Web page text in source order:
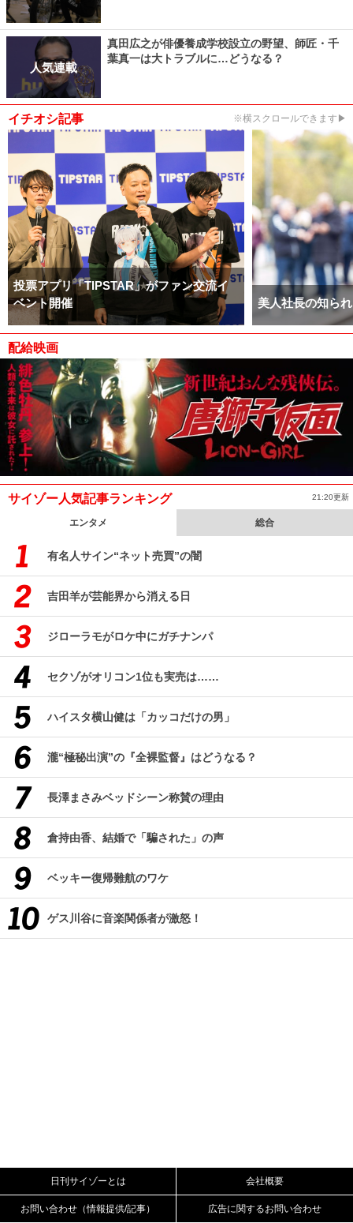
人気連載
真田広之が俳優養成学校設立の野望、師匠・千
葉真一は大トラブルに…どうなる？
イチオシ記事 ※横スクロールできます▶
投票アプリ「TIPSTAR」がファン交流イ
ベント開催
美人社長の知ら
配給映画
サイゾー人気記事ランキング 21:20更新
エンタメ 総合
有名人サイン“ネット売買”の闇
吉田羊が芸能界から消える日
ジローラモがロケ中にガチナンパ
セクゾがオリコン1位も実売は……
ハイスタ横山健は「カッコだけの男」
瀧“極秘出演”の『全裸監督』はどうなる？
長澤まさみベッドシーン称賛の理由
倉持由香、結婚で「騙された」の声
ベッキー復帰難航のワケ
ゲス川谷に音楽関係者が激怒！
日刊サイゾーとは 会社概要
お問い合わせ（情報提供/記事） 広告に関するお問い合わせ